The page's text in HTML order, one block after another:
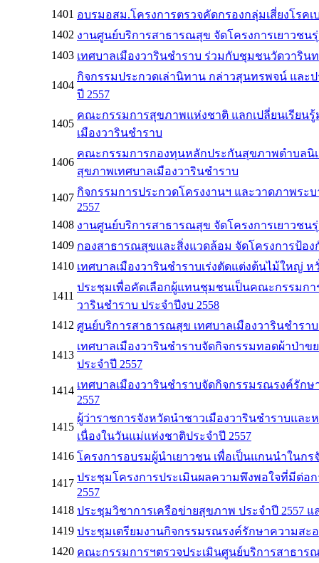
1401 อบรมอสม.โครงการตรวจคัดกรองกลุ่มเสี่ยงโร
1402 งานศูนย์บริการสาธารณสุข จัดโครงการเยาวชน
1403 เทศบาลเมืองวารินชำราบ ร่วมกับชุมชนวัดวาริน
1404
กิจกรรมประกวดเล่านิทาน กล่าวสุนทรพจน์ และ
ปี 2557
1405
คณะกรรมการสุขภาพแห่งชาติ แลกเปลี่ยนเรียน
เมืองวารินชำราบ
1406
คณะกรรมการกองทุนหลักประกันสุขภาพตำบลนิ
สุขภาพเทศบาลเมืองวารินชำราบ
1407 กิจกรรมการประกวดโครงงานฯ และวาดภาพระ
2557
1408 งานศูนย์บริการสาธารณสุข จัดโครงการเยาวชน
1409 กองสาธารณสุขและสิ่งแวดล้อม จัดโครงการป้อ
1410 เทศบาลเมืองวารินชำราบเร่งตัดแต่งต้นไม้ใหญ่
1411
ประชุมเพื่อคัดเลือกผู้แทนชุมชนเป็นคณะกรรมก
วารินชำราบ ประจำปีงบ 2558
1412 ศูนย์บริการสาธารณสุข เทศบาลเมืองวารินชำรา
1413
เทศบาลเมืองวารินชำราบจัดกิจกรรมทอดผ้าป่า
ประจำปี 2557
1414 เทศบาลเมืองวารินชำราบจัดกิจกรรมรณรงค์รัก
2557
1415
ผู้ว่าราชการจังหวัดนำชาวเมืองวารินชำราบแล
เนื่องในวันแม่แห่งชาติประจำปี 2557
1416 โครงการอบรมผู้นำเยาวชน เพื่อเป็นแกนนำในก
1417 ประชุมโครงการประเมินผลความพึงพอใจที่มีต่อ
2557
1418 ประชุมวิชาการเครือข่ายสุขภาพ ประจำปี 2557
1419 ประชุมเตรียมงานกิจกรรมรณรงค์รักษาความสะ
1420 คณะกรรมการฯตรวจประเมินศูนย์บริการสาธาร